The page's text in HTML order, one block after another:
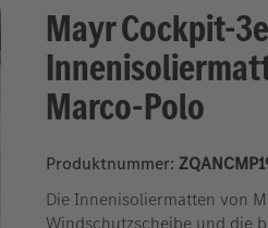
Mayr Cockpit-
Marco-Polo
Produktnummer:
Die Innenisoliermatten von
Windschutzscheibe und die